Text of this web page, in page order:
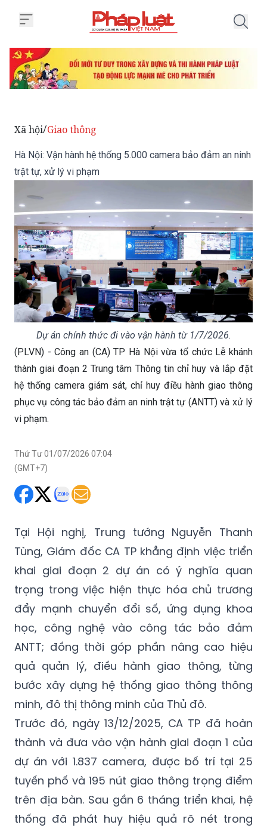
Xã hội/Giao thông
Hà Nội: Vận hành hệ thống 5.000 camera bảo đảm an ninh
trật tự, xử lý vi phạm
Dự án chính thức đi vào vận hành từ 1/7/2026.
(PLVN) - Công an (CA) TP Hà Nội vừa tổ chức Lễ khánh
thành giai đoạn 2 Trung tâm Thông tin chỉ huy và lắp đặt
hệ thống camera giám sát, chỉ huy điều hành giao thông
phục vụ công tác bảo đảm an ninh trật tự (ANTT) và xử lý
vi phạm.
Thứ Tư 01/07/2026 07:04
(GMT+7)
Tại Hội nghị, Trung tướng Nguyễn Thanh
Tùng, Giám đốc CA TP khẳng định việc triển
khai giai đoạn 2 dự án có ý nghĩa quan
trọng trong việc hiện thực hóa chủ trương
đẩy mạnh chuyển đổi số, ứng dụng khoa
học, công nghệ vào công tác bảo đảm
ANTT; đồng thời góp phần nâng cao hiệu
quả quản lý, điều hành giao thông, từng
bước xây dựng hệ thống giao thông thông
minh, đô thị thông minh của Thủ đô.
Trước đó, ngày 13/12/2025, CA TP đã hoàn
thành và đưa vào vận hành giai đoạn 1 của
dự án với 1.837 camera, được bố trí tại 25
tuyến phố và 195 nút giao thông trọng điểm
trên địa bàn. Sau gần 6 tháng triển khai, hệ
thống đã phát huy hiệu quả rõ nét trong